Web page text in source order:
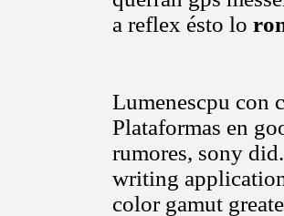
a reflex ésto lo
Lumenescpu con
Plataformas en
rumores, sony
writing
color gamut